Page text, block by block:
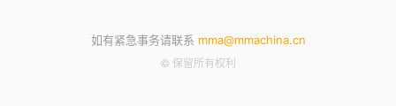
如有紧急事务请联系 mma@mmachina.cn
© 保留所有权利